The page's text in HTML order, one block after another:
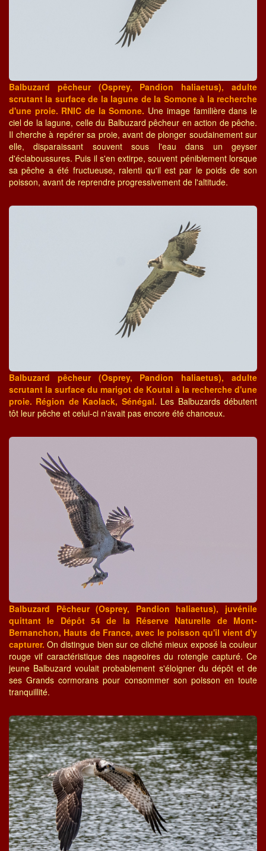
Balbuzard pêcheur (Osprey, Pandion haliaetus), adulte
scrutant la surface de la lagune de la Somone à la recherche
d'une proie. RNIC de la Somone. Une image familière dans le
ciel de la lagune, celle du Balbuzard pêcheur en action de pêche.
Il cherche à repérer sa proie, avant de plonger soudainement sur
elle, disparaissant souvent sous l'eau dans un geyser
d'éclaboussures. Puis il s'en extirpe, souvent péniblement lorsque
sa pêche a été fructueuse, ralenti qu'il est par le poids de son
poisson, avant de reprendre progressivement de l'altitude.
Balbuzard pêcheur (Osprey, Pandion haliaetus), adulte
scrutant la surface du marigot de Koutal à la recherche d'une
proie. Région de Kaolack, Sénégal. Les Balbuzards débutent
tôt leur pêche et celui-ci n'avait pas encore été chanceux.
Balbuzard Pêcheur (Osprey, Pandion haliaetus), juvénile
quittant le Dépôt 54 de la Réserve Naturelle de Mont-
Bernanchon, Hauts de France, avec le poisson qu'il vient d'y
capturer. On distingue bien sur ce cliché mieux exposé la couleur
rouge vif caractéristique des nageoires du rotengle capturé. Ce
jeune Balbuzard voulait probablement s'éloigner du dépôt et de
ses Grands cormorans pour consommer son poisson en toute
tranquillité.